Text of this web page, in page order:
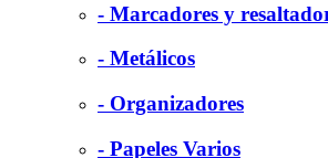
- Marcadores y
- Metálicos
- Organizadores
- Papeles Varios